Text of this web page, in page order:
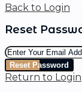
Back to Login
Reset
Reset Password
Return to Login